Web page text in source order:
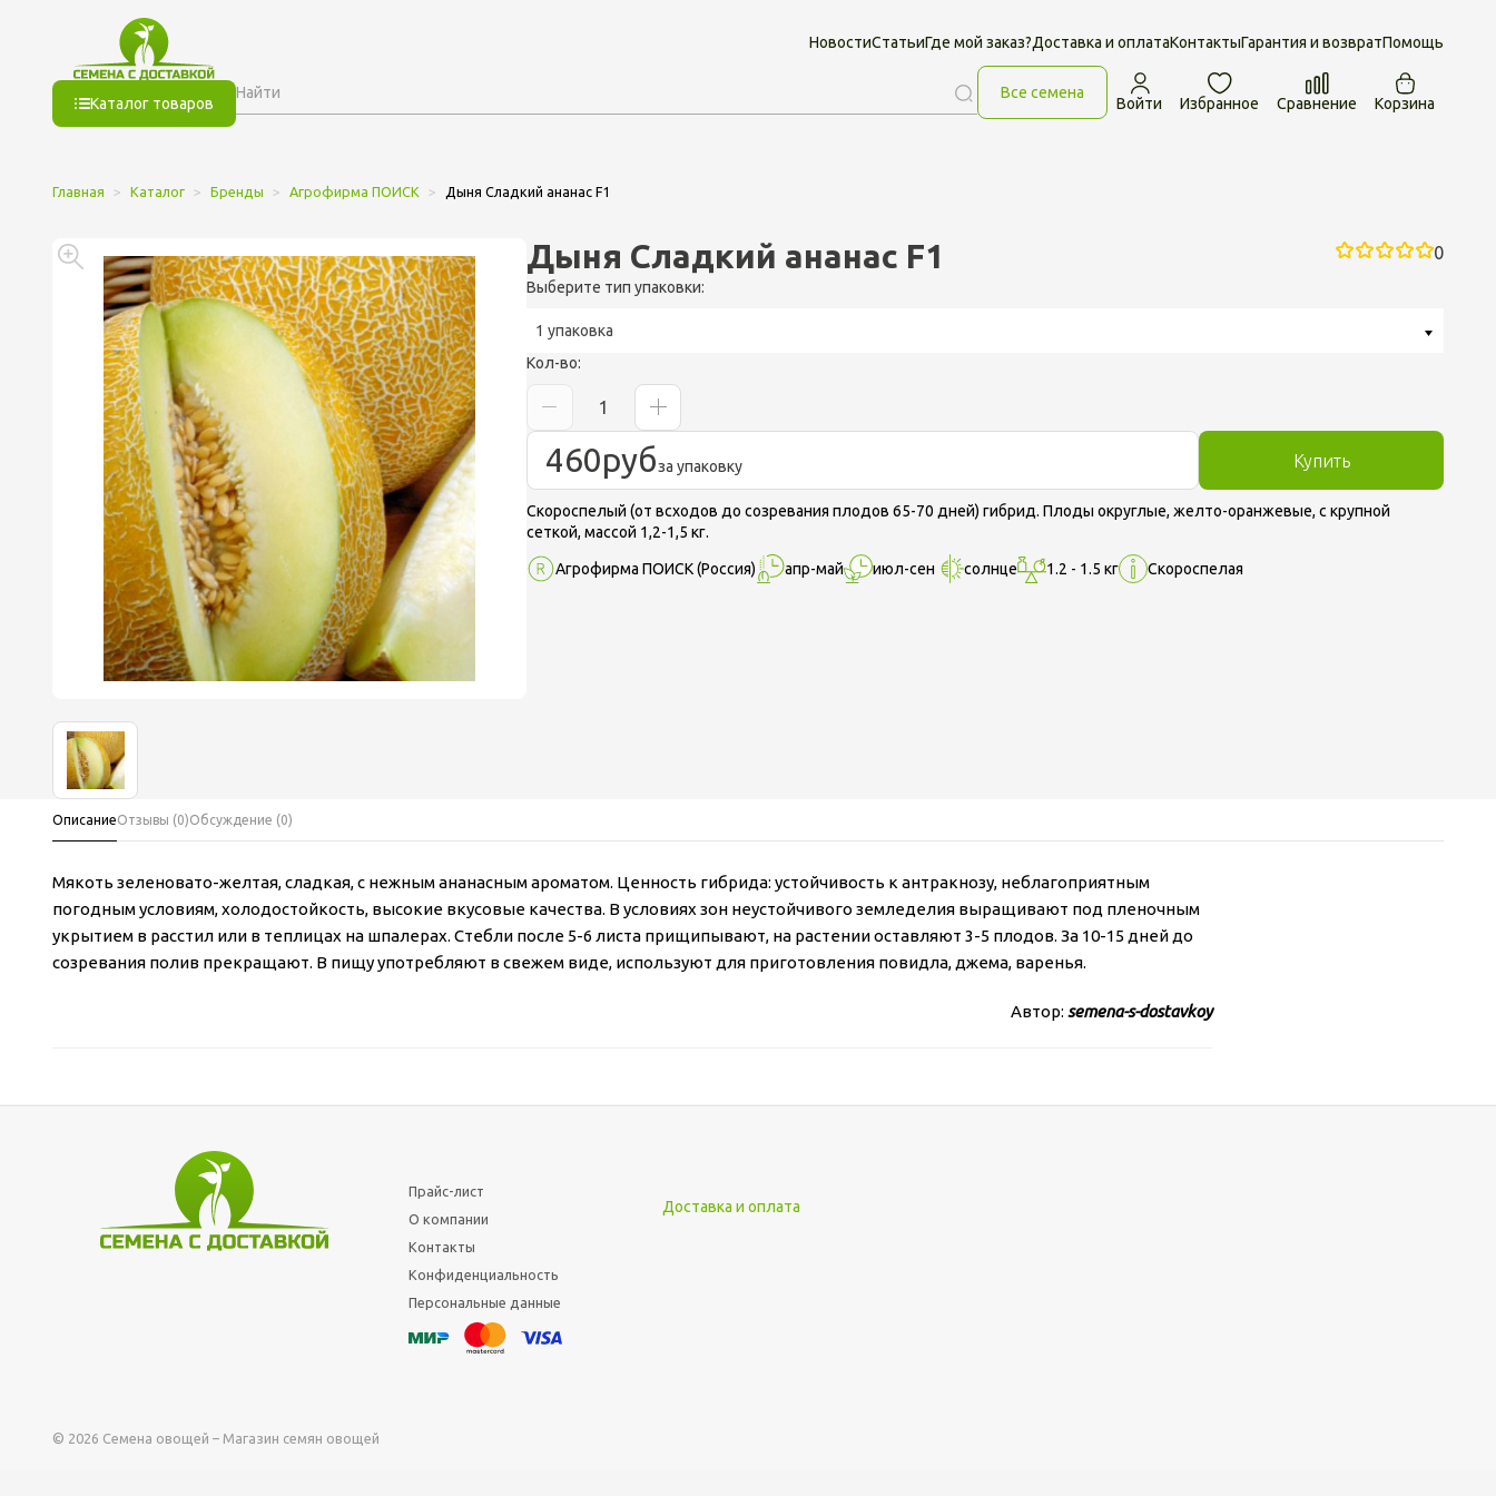
Каталог товаров
НовостиСтатьиГде мой заказ?Доставка и оплатаКонтактыГарантия и возвратПомощь
Все семена
Войти Избранное Сравнение Корзина
Главная Каталог Бренды Агрофирма ПОИСК Дыня Сладкий ананас F1
Дыня Сладкий ананас F1 0
Выберите тип упаковки:
1 упаковка
Кол-во:
460рубза упаковку Купить
Скороспелый (от всходов до созревания плодов 65-70 дней) гибрид. Плоды округлые, желто-оранжевые, с крупной
сеткой, массой 1,2-1,5 кг.
Агрофирма ПОИСК(Россия) апр-май июл-сен солнце 1.2 - 1.5 кг Скороспелая
ОписаниеОтзывы (0)Обсуждение (0)
Мякоть зеленовато-желтая, сладкая, с нежным ананасным ароматом. Ценность гибрида: устойчивость к антракнозу, неблагоприятным
погодным условиям, холодостойкость, высокие вкусовые качества. В условиях зон неустойчивого земледелия выращивают под пленочным
укрытием в расстил или в теплицах на шпалерах. Стебли после 5-6 листа прищипывают, на растении оставляют 3-5 плодов. За 10-15 дней до
созревания полив прекращают. В пищу употребляют в свежем виде, используют для приготовления повидла, джема, варенья.
Автор: semena-s-dostavkoy
Прайс-лист
О компании
Контакты
Конфиденциальность
Персональные данные
Доставка и оплата
© 2026 Семена овощей – Магазин семян овощей